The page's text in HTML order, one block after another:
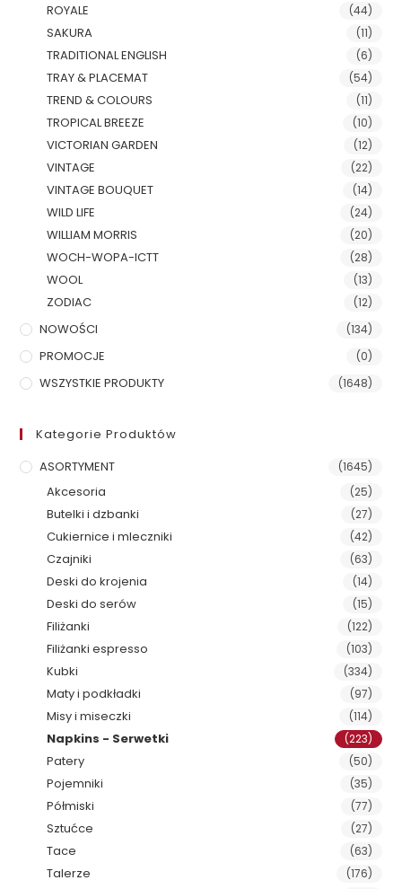
ROYALE (44)
SAKURA (11)
TRADITIONAL ENGLISH (6)
TRAY & PLACEMAT (54)
TREND & COLOURS (11)
TROPICAL BREEZE (10)
VICTORIAN GARDEN (12)
VINTAGE (22)
VINTAGE BOUQUET (14)
WILD LIFE (24)
WILLIAM MORRIS (20)
WOCH-WOPA-ICTT (28)
WOOL (13)
ZODIAC (12)
NOWOŚCI (134)
PROMOCJE (0)
WSZYSTKIE PRODUKTY (1648)
Kategorie Produktów
ASORTYMENT
(1645)
Akcesoria (25)
Butelki i dzbanki (27)
Cukiernice i mleczniki (42)
Czajniki (63)
Deski do krojenia (14)
Deski do serów (15)
Filiżanki (122)
Filiżanki espresso (103)
Kubki (334)
Maty i podkładki (97)
Misy i miseczki (114)
Napkins - Serwetki (223)
Patery (50)
Pojemniki (35)
Półmiski (77)
Sztućce (27)
Tace (63)
Talerze (176)